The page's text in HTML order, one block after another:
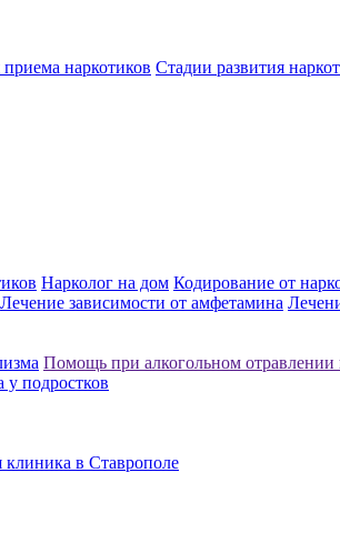
наркотиков Стадии развития
Нарколог на дом Кодирование от
Лечение зависимости от амфетамина
Помощь при алкогольном отравлении
у подростков
клиника в Ставрополе